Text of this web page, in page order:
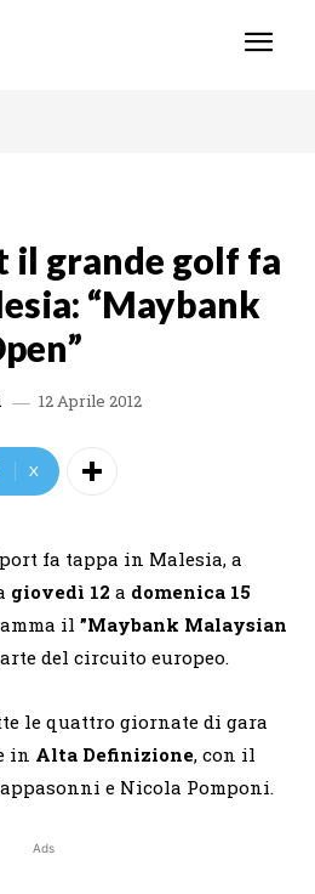
il grande golf fa
“Maybank
12 Aprile 2012
X
fa tappa in Malesia, a
giovedì 12 a domenica 15
il ”Maybank Malaysian
del circuito europeo.
le quattro giornate di gara
in Alta Definizione, con il
e Nicola Pomponi.
Ads